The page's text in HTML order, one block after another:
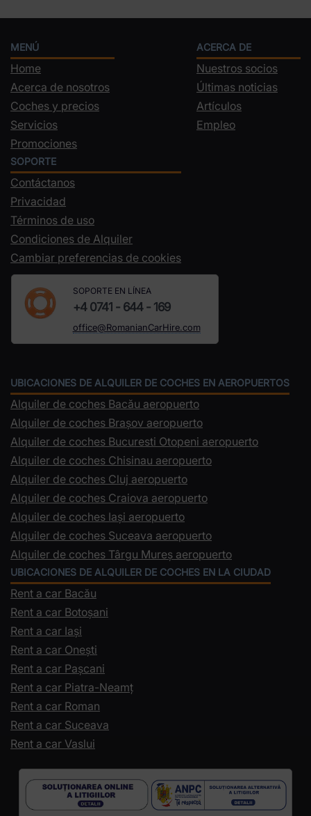
MENÚ
Home
Acerca de nosotros
Coches y precios
Servicios
Promociones
ACERCA DE
Nuestros socios
Últimas noticias
Artículos
Empleo
SOPORTE
Contáctanos
Privacidad
Términos de uso
Condiciones de Alquiler
Cambiar preferencias de cookies
SOPORTE EN LÍNEA
+4 0741 - 644 - 169
office@RomanianCarHire.com
UBICACIONES DE ALQUILER DE COCHES EN AEROPUERTOS
Alquiler de coches Bacău aeropuerto
Alquiler de coches Brașov aeropuerto
Alquiler de coches Bucuresti Otopeni aeropuerto
Alquiler de coches Chisinau aeropuerto
Alquiler de coches Cluj aeropuerto
Alquiler de coches Craiova aeropuerto
Alquiler de coches Iași aeropuerto
Alquiler de coches Suceava aeropuerto
Alquiler de coches Târgu Mureș aeropuerto
UBICACIONES DE ALQUILER DE COCHES EN LA CIUDAD
Rent a car Bacău
Rent a car Botoșani
Rent a car Iași
Rent a car Onești
Rent a car Pașcani
Rent a car Piatra-Neamț
Rent a car Roman
Rent a car Suceava
Rent a car Vaslui